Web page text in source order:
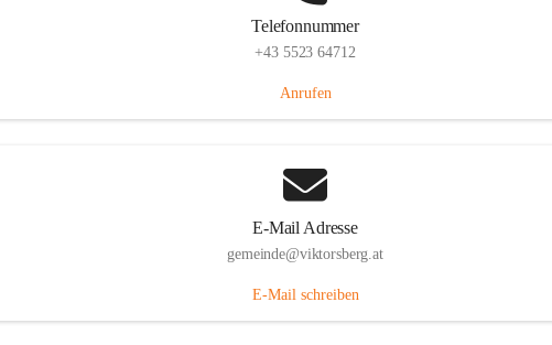
Telefonnummer
+43 5523 64712
Anrufen
E-Mail Adresse
gemeinde@viktorsberg.at
E-Mail schreiben